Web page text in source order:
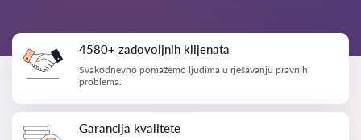
4580+ zadovoljnih klijenata
Svakodnevno pomažemo ljudima u rješavanju pravnih
problema.
Garancija kvalitete